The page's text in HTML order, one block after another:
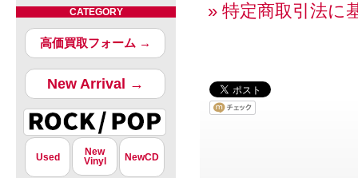
CATEGORY
高価買取フォーム →
New Arrival →
Used
New
Vinyl
NewCD
» 特定商取引法に